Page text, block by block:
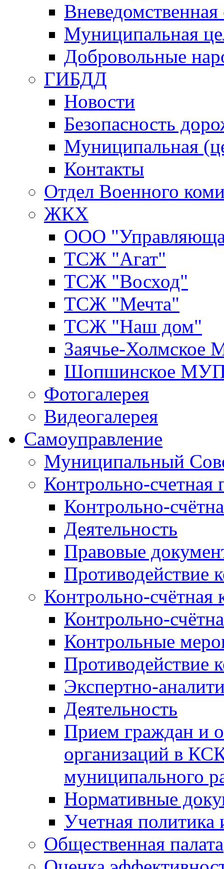
Вневедомственная
Муниципальная
Добровольные
ГИБДД
Новости
Безопасность
Муниципальная
Контакты
Отдел Военного
ЖКХ
ООО
ТСЖ "Агат"
ТСЖ "Восход"
ТСЖ "Мечта"
ТСЖ "Наш дом"
Заячье-
Шопшинское
Фотогалерея
Видеогалерея
Самоуправление
Муниципальный
Контрольно-счетная
Контрольно-
Деятельность
Правовые
Противодействие
Контрольно-счётная
Контрольно-
Контрольные
Противодействие
Экспертно-
Деятельность
Прием граждан и
организаций в
муниципального
Нормативные
Учетная политика
Общественная палата